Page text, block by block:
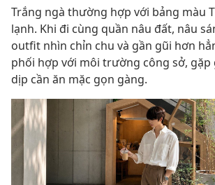
Trắng ngà thường hợp với bảng màu
lạnh. Khi đi cùng quần nâu đất, nâu
outfit nhìn chỉn chu và gần gũi hơn
phối hợp với môi trường công sở, gặp
dịp cần ăn mặc gọn gàng.